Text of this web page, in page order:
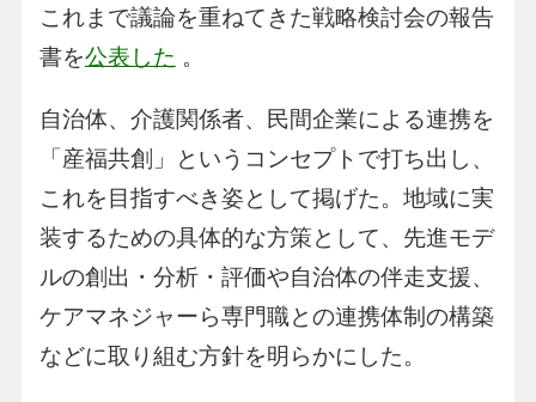
これまで議論を重ねてきた戦略検討会の報告
書を公表した 。
自治体、介護関係者、民間企業による連携を
「産福共創」というコンセプトで打ち出し、
これを目指すべき姿として掲げた。地域に実
装するための具体的な方策として、先進モデ
ルの創出・分析・評価や自治体の伴走支援、
ケアマネジャーら専門職との連携体制の構築
などに取り組む方針を明らかにした。